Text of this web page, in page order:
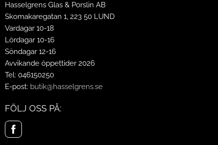
Hasselgrens Glas & Porslin AB
Skomakaregatan 1, 223 50 LUND
Vardagar 10-18
Lördagar 10-16
Söndagar 12-16
Avvikande öppettider 2026
Tel: 046150250
E-post: butik@hasselgrens.se
FÖLJ OSS PÅ: